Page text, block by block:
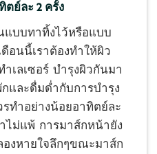
ตย์ละ 2 ครั้ง
บบทาทิ้งไว้หรือแบบ
อนนี้เราต้องทำให้ผิว
เลเซอร์ บำรุงผิวกันมา
และดื่มด่ำกับการบำรุง
ทำอย่างน้อยอาทิตย์ละ
ไม่แพ้ การมาส์กหน้ายัง
งหายใจลึกๆขณะมาส์ก